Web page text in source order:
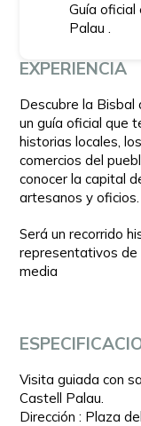
Guía oficial
Palau .
EXPERIENCIA
Descubre la Bisbal
un guía oficial que
historias locales,
comercios del
conocer la capital
artesanos y oficios.
Será un recorrido
representativos de
media
Visita guiada con
Castell Palau.
Dirección : Plaza